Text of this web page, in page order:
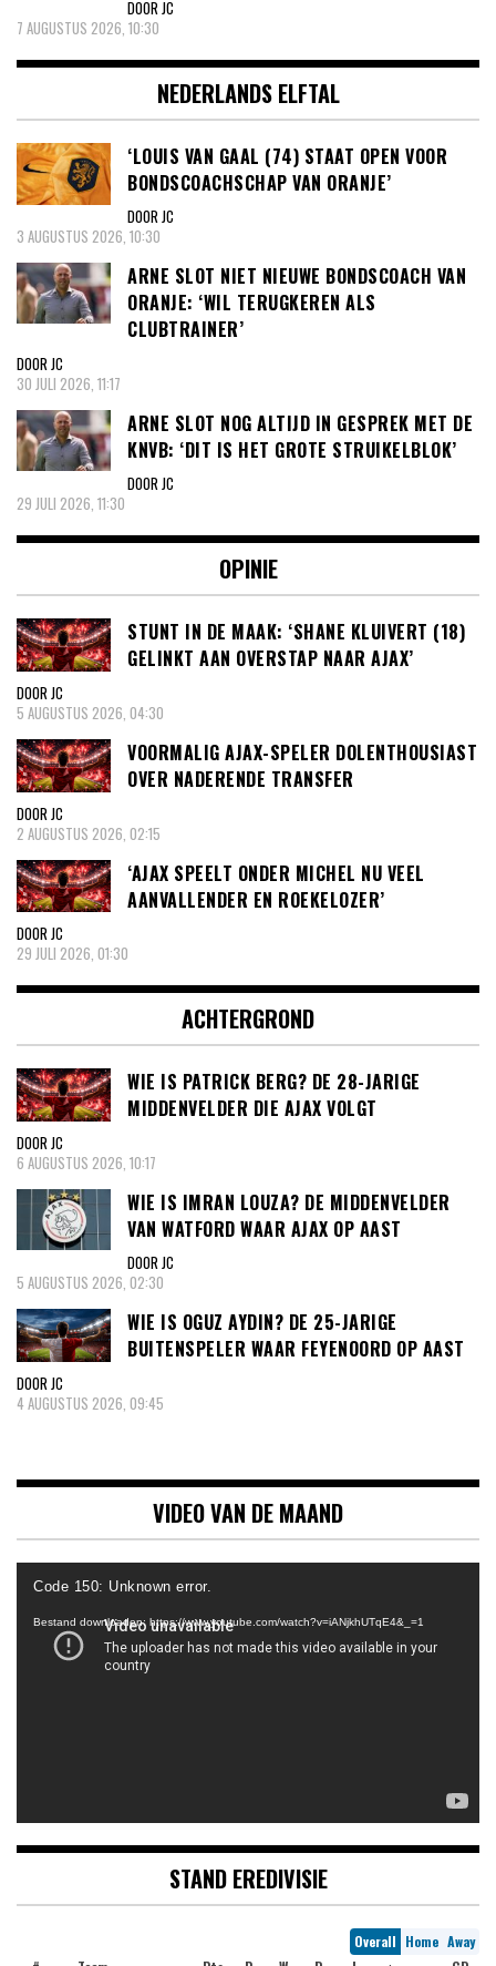
DOOR JC
7 AUGUSTUS 2026, 10:30
NEDERLANDS ELFTAL
‘LOUIS VAN GAAL (74) STAAT OPEN VOOR
BONDSCOACHSCHAP VAN ORANJE’
DOOR JC
3 AUGUSTUS 2026, 10:30
ARNE SLOT NIET NIEUWE BONDSCOACH VAN
ORANJE: ‘WIL TERUGKEREN ALS
CLUBTRAINER’
DOOR JC
30 JULI 2026, 11:17
ARNE SLOT NOG ALTIJD IN GESPREK MET DE
KNVB: ‘DIT IS HET GROTE STRUIKELBLOK’
DOOR JC
29 JULI 2026, 11:30
OPINIE
STUNT IN DE MAAK: ‘SHANE KLUIVERT (18)
GELINKT AAN OVERSTAP NAAR AJAX’
DOOR JC
5 AUGUSTUS 2026, 04:30
VOORMALIG AJAX-SPELER DOLENTHOUSIAST
OVER NADERENDE TRANSFER
DOOR JC
2 AUGUSTUS 2026, 02:15
‘AJAX SPEELT ONDER MICHEL NU VEEL
AANVALLENDER EN ROEKELOZER’
DOOR JC
29 JULI 2026, 01:30
ACHTERGROND
WIE IS PATRICK BERG? DE 28-JARIGE
MIDDENVELDER DIE AJAX VOLGT
DOOR JC
6 AUGUSTUS 2026, 10:17
WIE IS IMRAN LOUZA? DE MIDDENVELDER
VAN WATFORD WAAR AJAX OP AAST
DOOR JC
5 AUGUSTUS 2026, 02:30
WIE IS OGUZ AYDIN? DE 25-JARIGE
BUITENSPELER WAAR FEYENOORD OP AAST
DOOR JC
4 AUGUSTUS 2026, 09:45
VIDEO VAN DE MAAND
Videospeler
Code 150: Unknown error.
Bestand downloaden: https://www.youtube.com/watch?v=iANjkhUTqE4&_=1
STAND EREDIVISIE
Overall Home Away